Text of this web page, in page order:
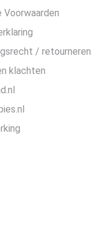
Voorwaarden
/ retourneren
klachten